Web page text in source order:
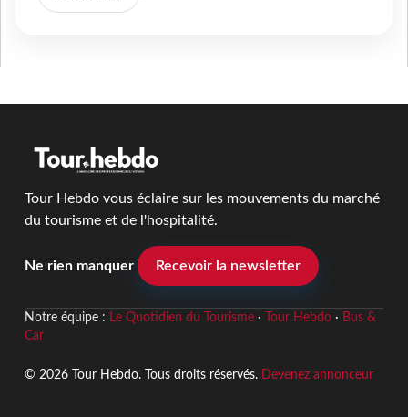
Tour Hebdo vous éclaire sur les mouvements du marché
du tourisme et de l'hospitalité.
Ne rien manquer Recevoir la newsletter
Notre équipe : Le Quotidien du Tourisme· Tour Hebdo· Bus &
Car
© 2026 Tour Hebdo. Tous droits réservés. Devenez annonceur